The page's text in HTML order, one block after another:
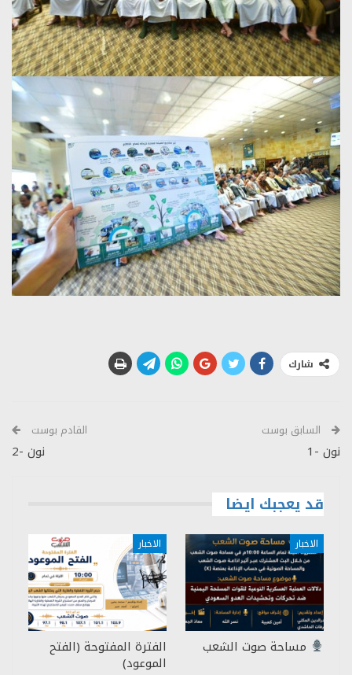
شارك
السابق بوست
نون -1
القادم بوست
نون -2
قد يعجبك ايضا
الاخبار
مساحة صوت الشعب
الاخبار
الفترة المفتوحة (الفتح
الموعود)